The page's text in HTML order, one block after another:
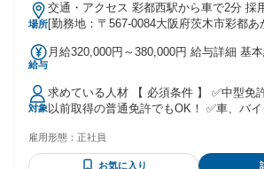
場所
交通・アクセス 彩都西駅から車で2分 採
[勤務地：〒567-0084大阪府茨木市彩都あ
給与
月給320,000円～380,000円 給与詳細 基
れる通勤・皆勤・家族手当金額：なし 全
るその他手当金額：なし 前職のスキル・経験を考慮して、給
与を決定します。 ・交通費規定支給（1万8000円/月） ・昇給
あり（年1回） ・賞与あり（年2回） ・家
・時間外手当 ・資格手当 ・役職手当 ・
対象
求めている人材 【 必須条件 】 ✅中型免
以前取得の普通免許でもOK！ ✅車、バ
優遇します！ 】 3tドライバー経験者、ル
型トラック運転手など、 ドライバー経験
雇用形態： 正社員
お気に入り